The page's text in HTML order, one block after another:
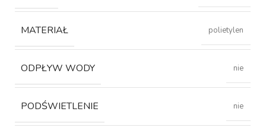
MATERIAŁ polietylen
ODPŁYW WODY nie
PODŚWIETLENIE nie